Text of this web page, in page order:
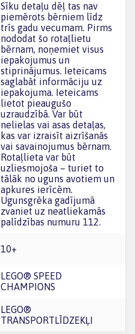
Sīku detaļu dēļ tas nav
piemērots bērniem līdz
trīs gadu vecumam. Pirms
nododat šo rotaļlietu
bērnam, noņemiet visus
iepakojumus un
stiprinājumus. Ieteicams
saglabāt informāciju uz
iepakojuma. Ieteicams
lietot pieaugušo
uzraudzībā. Var būt
nelielas vai asas detaļas,
kas var izraisīt aizrīšanās
vai savainojumus bērnam.
Rotaļlieta var būt
uzliesmojoša – turiet to
tālāk no uguns avotiem un
apkures ierīcēm.
Ugunsgrēka gadījumā
zvaniet uz neatliekamās
palīdzības numuru 112.
10+
LEGO® SPEED
CHAMPIONS
LEGO®
TRANSPORTLĪDZEKĻI